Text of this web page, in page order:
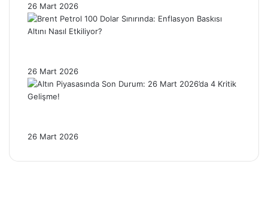
26 Mart 2026
26 Mart 2026
26 Mart 2026